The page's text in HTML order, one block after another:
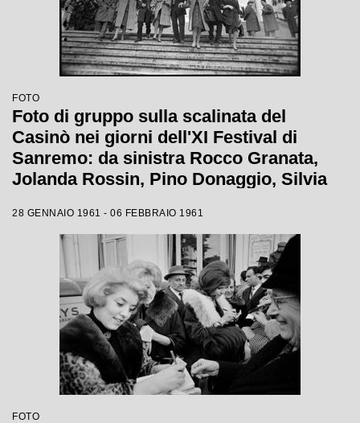
FOTO
Foto di gruppo sulla scalinata del
Casinò nei giorni dell'XI Festival di
Sanremo: da sinistra Rocco Granata,
Jolanda Rossin, Pino Donaggio, Silvia
Renis e Betty Curtis
28 GENNAIO 1961 - 06 FEBBRAIO 1961
FOTO